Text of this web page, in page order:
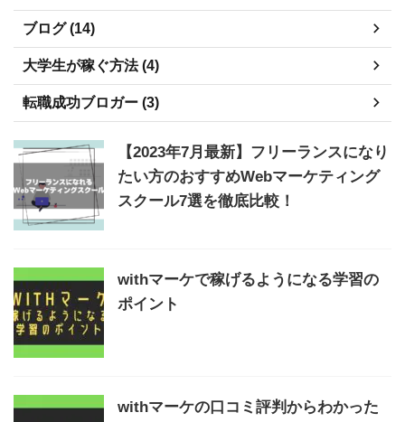
ブログ (14)
大学生が稼ぐ方法 (4)
転職成功ブロガー (3)
【2023年7月最新】フリーランスになり
たい方のおすすめWebマーケティング
スクール7選を徹底比較！
withマーケで稼げるようになる学習の
ポイント
withマーケの口コミ評判からわかった